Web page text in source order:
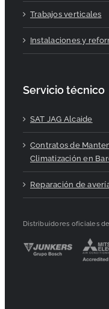
Trabajos verticales
Instalaciones y
Servicio técnico
SAT JAG Alcaide
Contratos de
Climatización en
Reparación de
Distribuidores oficiales